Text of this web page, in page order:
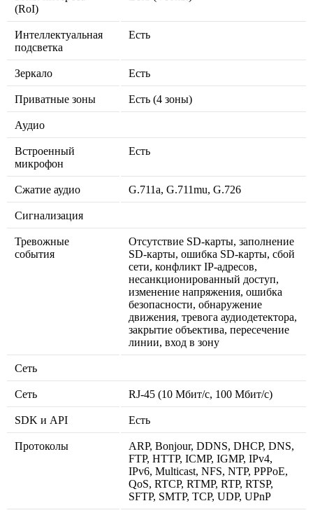
(RoI)
Интеллектуальная
подсветка
Есть
Зеркало Есть
Приватные зоны Есть (4 зоны)
Аудио
Встроенный
микрофон
Есть
Сжатие аудио G.711a, G.711mu, G.726
Сигнализация
Тревожные
события
Отсутствие SD-карты, заполнение
SD-карты, ошибка SD-карты, сбой
сети, конфликт IP-адресов,
несанкционированный доступ,
изменение напряжения, ошибка
безопасности, обнаружение
движения, тревога аудиодетектора,
закрытие объектива, пересечение
линии, вход в зону
Сеть
Сеть RJ-45 (10 Мбит/с, 100 Мбит/с)
SDK и API Есть
Протоколы
ARP, Bonjour, DDNS, DHCP, DNS,
FTP, HTTP, ICMP, IGMP, IPv4,
IPv6, Multicast, NFS, NTP, PPPoE,
QoS, RTCP, RTMP, RTP, RTSP,
SFTP, SMTP, TCP, UDP, UPnP